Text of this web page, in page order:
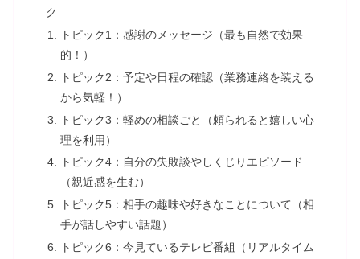
ク
トピック1：感謝のメッセージ（最も自然で効果
的！）
トピック2：予定や日程の確認（業務連絡を装える
から気軽！）
トピック3：軽めの相談ごと（頼られると嬉しい心
理を利用）
トピック4：自分の失敗談やしくじりエピソード
（親近感を生む）
トピック5：相手の趣味や好きなことについて（相
手が話しやすい話題）
トピック6：今見ているテレビ番組（リアルタイム